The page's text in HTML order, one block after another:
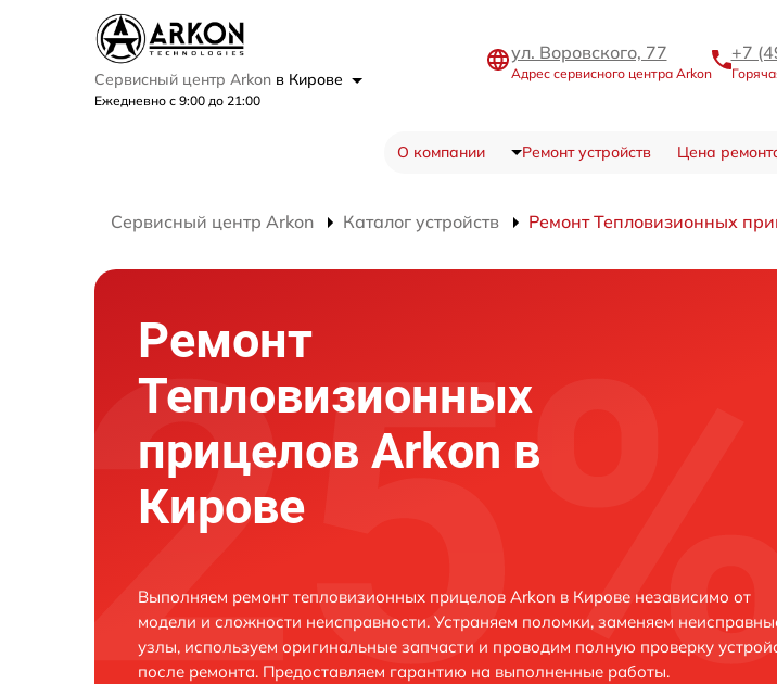
Сервисный центр Arkon в Кирове
Ежедневно с 9:00 до 21:00
ул. Воровского, 77
Адрес сервисного центра Arkon
+7
О компании Ремонт устройств Цена
Сервисный центр Arkon Каталог устройств Ремонт Тепловизионных
Ремонт
Тепловизионных
прицелов Arkon в
Кирове
Выполняем ремонт тепловизионных прицелов Arkon в Кирове независимо от
модели и сложности неисправности. Устраняем поломки, заменяем
узлы, используем оригинальные запчасти и проводим полную проверку
после ремонта. Предоставляем гарантию на выполненные работы.